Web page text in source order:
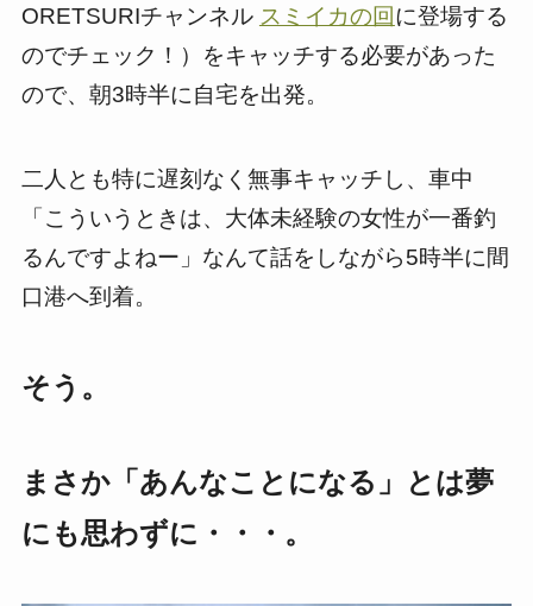
ORETSURIチャンネル スミイカの回に登場する
のでチェック！）をキャッチする必要があった
ので、朝3時半に自宅を出発。
二人とも特に遅刻なく無事キャッチし、車中
「こういうときは、大体未経験の女性が一番釣
るんですよねー」なんて話をしながら5時半に間
口港へ到着。
そう。
まさか「あんなことになる」とは夢
にも思わずに・・・。